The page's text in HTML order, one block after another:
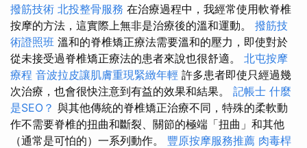
撥筋技術 北投整骨服務 在治療過程中，我經常使用軟脊椎
按摩的方法，這實際上無非是治療後的溫和運動。 撥筋技
術證照班 溫和的脊椎矯正療法需要溫和的壓力，即使對於
從未接受過脊椎矯正療法的患者來說也很舒適。 北屯按摩
療程 音波拉皮讓肌膚重現緊緻年輕 許多患者即使只經過幾
次治療，也會很快注意到有益的效果和結果。 記帳士 什麼
是SEO？ 與其他傳統的脊椎矯正治療不同，特殊的柔軟動
作不需要脊椎的扭曲和斷裂、關節的極端「扭曲」和其他
（通常是可怕的）一系列動作。 豐原按摩服務推薦 肉毒桿